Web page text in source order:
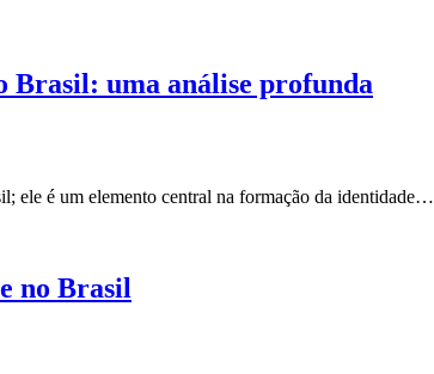
Brasil: uma análise profunda
ele é um elemento central na formação da identidade…
no Brasil